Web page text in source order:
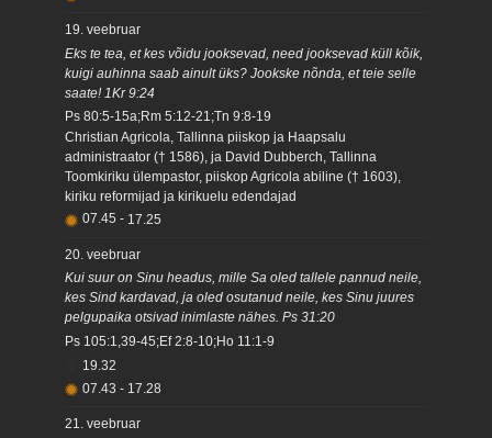
19. veebruar
Eks te tea, et kes võidu jooksevad, need jooksevad küll kõik,
kuigi auhinna saab ainult üks? Jookske nõnda, et teie selle
saate! 1Kr 9:24
Ps 80:5-15a;Rm 5:12-21;Tn 9:8-19
Christian Agricola, Tallinna piiskop ja Haapsalu
administraator († 1586), ja David Dubberch, Tallinna
Toomkiriku ülempastor, piiskop Agricola abiline († 1603),
kiriku reformijad ja kirikuelu edendajad
07.45 - 17.25
20. veebruar
Kui suur on Sinu headus, mille Sa oled tallele pannud neile,
kes Sind kardavad, ja oled osutanud neile, kes Sinu juures
pelgupaika otsivad inimlaste nähes. Ps 31:20
Ps 105:1,39-45;Ef 2:8-10;Ho 11:1-9
19.32
07.43 - 17.28
21. veebruar